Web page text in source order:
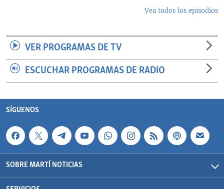
Vea todos los episodios
VER PROGRAMAS DE TV
ESCUCHAR PROGRAMAS DE RADIO
SÍGUENOS
SOBRE MARTÍ NOTICIAS